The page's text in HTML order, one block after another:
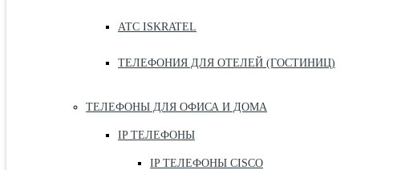
АТС ISKRATEL
ТЕЛЕФОНИЯ ДЛЯ ОТЕЛЕЙ (ГОСТИНИЦ)
ТЕЛЕФОНЫ ДЛЯ ОФИСА И ДОМА
IP ТЕЛЕФОНЫ
IP ТЕЛЕФОНЫ CISCO